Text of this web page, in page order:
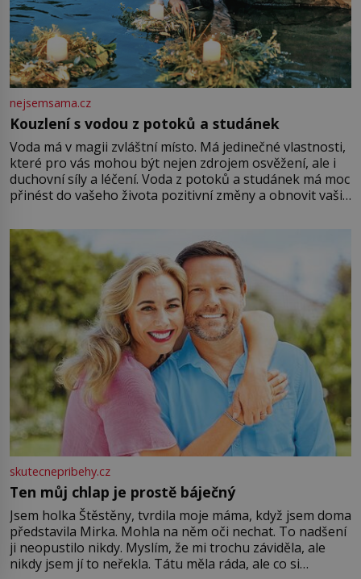
nejsemsama.cz
Kouzlení s vodou z potoků a studánek
Voda má v magii zvláštní místo. Má jedinečné vlastnosti,
které pro vás mohou být nejen zdrojem osvěžení, ale i
duchovní síly a léčení. Voda z potoků a studánek má moc
přinést do vašeho života pozitivní změny a obnovit vaši
můžete obohatit své rituály a přinést do svého života
větší harmonii a klid. Je důležité
skutecnepribehy.cz
Ten můj chlap je prostě báječný
Jsem holka Štěstěny, tvrdila moje máma, když jsem doma
představila Mirka. Mohla na něm oči nechat. To nadšení
ji neopustilo nikdy. Myslím, že mi trochu záviděla, ale
nikdy jsem jí to neřekla. Tátu měla ráda, ale co si